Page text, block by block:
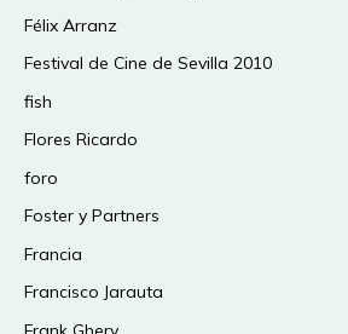
Félix Arranz
Festival de Cine de Sevilla 2010
fish
Flores Ricardo
foro
Foster y Partners
Francia
Francisco Jarauta